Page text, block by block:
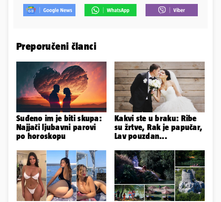
Preporučeni članci
Suđeno im je biti skupa:
Najjači ljubavni parovi
po horoskopu
Kakvi ste u braku: Ribe
su žrtve, Rak je papučar,
Lav pouzdan...